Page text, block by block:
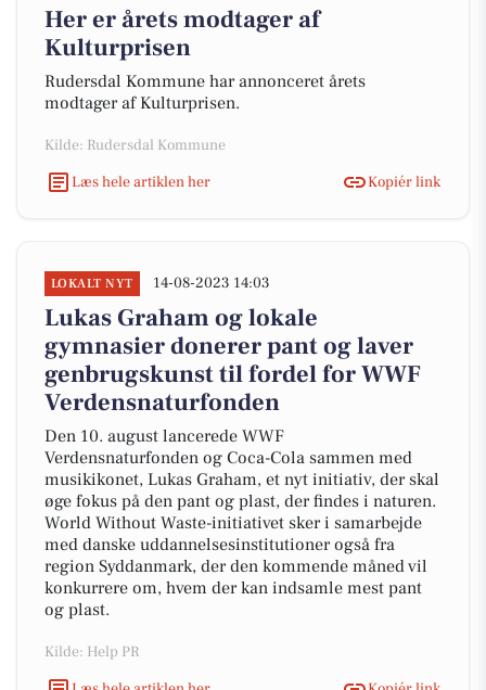
Her er årets modtager af
Kulturprisen
Rudersdal Kommune har annonceret årets
modtager af Kulturprisen.
Kilde: Rudersdal Kommune
Læs hele artiklen her
Kopiér link
LOKALT NYT 14-08-2023 14:03
Lukas Graham og lokale
gymnasier donerer pant og laver
genbrugskunst til fordel for WWF
Verdensnaturfonden
Den 10. august lancerede WWF
Verdensnaturfonden og Coca-Cola sammen med
musikikonet, Lukas Graham, et nyt initiativ, der skal
øge fokus på den pant og plast, der findes i naturen.
World Without Waste-initiativet sker i samarbejde
med danske uddannelsesinstitutioner også fra
region Syddanmark, der den kommende måned vil
konkurrere om, hvem der kan indsamle mest pant
og plast.
Kilde: Help PR